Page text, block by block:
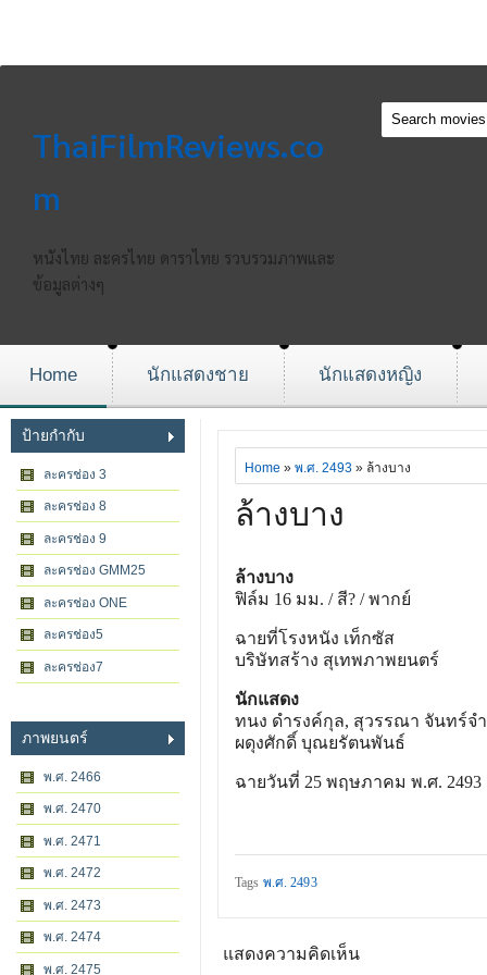
ThaiFilmReviews.co
m
หนังไทย ละครไทย ดาราไทย รวบรวมภาพและ
ข้อมูลต่างๆ
Home นักแสดงชาย นักแสดงหญิง
ป้ายกำกับ
ละครช่อง 3
ละครช่อง 8
ละครช่อง 9
ละครช่อง GMM25
ละครช่อง ONE
ละครช่อง5
ละครช่อง7
ภาพยนตร์
พ.ศ. 2466
พ.ศ. 2470
พ.ศ. 2471
พ.ศ. 2472
พ.ศ. 2473
พ.ศ. 2474
พ.ศ. 2475
Home » พ.ศ. 2493 » ล้างบาง
ล้างบาง
ล้างบาง
ฟิล์ม 16 มม. / สี? / พากย์
ฉายที่โรงหนัง เท็กซัส
บริษัทสร้าง สุเทพภาพยนตร์
นักแสดง
ทนง ดํารงค์กุล, สุวรรณา จันทร์จํ
ผดุงศักดิ์ บุณยรัตนพันธ์
ฉายวันที่ 25 พฤษภาคม พ.ศ. 2493
Tags พ.ศ. 2493
แสดงความคิดเห็น